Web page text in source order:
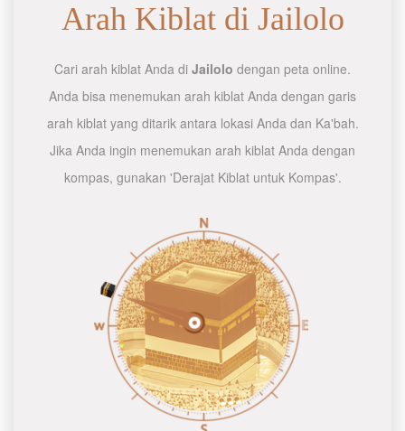
Arah Kiblat di Jailolo
Cari arah kiblat Anda di Jailolo dengan peta online.
Anda bisa menemukan arah kiblat Anda dengan garis
arah kiblat yang ditarik antara lokasi Anda dan Ka'bah.
Jika Anda ingin menemukan arah kiblat Anda dengan
kompas, gunakan 'Derajat Kiblat untuk Kompas'.